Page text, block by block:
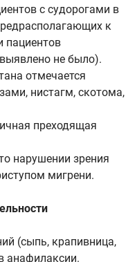
с судорогами в
к
пациентов
не было).
отмечается
нистагм, скотома,
преходящая
нарушении зрения
мигрени.
(сыпь, крапивница,
анафилаксии.